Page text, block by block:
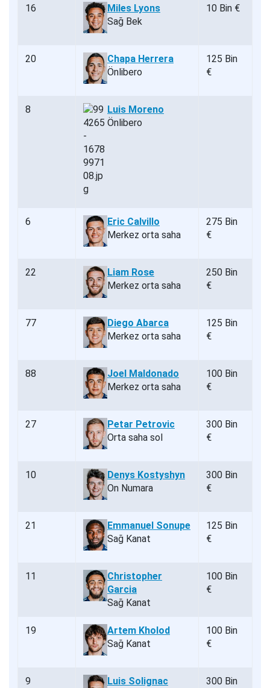
16
Miles Lyons
Sağ Bek
10 Bin €
20
Chapa Herrera
Önlibero
125 Bin
€
8
Luis Moreno
Önlibero
6
Eric Calvillo
Merkez orta saha
275 Bin
€
22
Liam Rose
Merkez orta saha
250 Bin
€
77
Diego Abarca
Merkez orta saha
125 Bin
€
88
Joel Maldonado
Merkez orta saha
100 Bin
€
27
Petar Petrovic
Orta saha sol
300 Bin
€
10
Denys Kostyshyn
On Numara
300 Bin
€
21
Emmanuel Sonupe
Sağ Kanat
125 Bin
€
11
Christopher
Garcia
Sağ Kanat
100 Bin
€
19
Artem Kholod
Sağ Kanat
100 Bin
€
9
Luis Solignac
300 Bin